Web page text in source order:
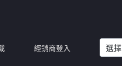
經銷商登入